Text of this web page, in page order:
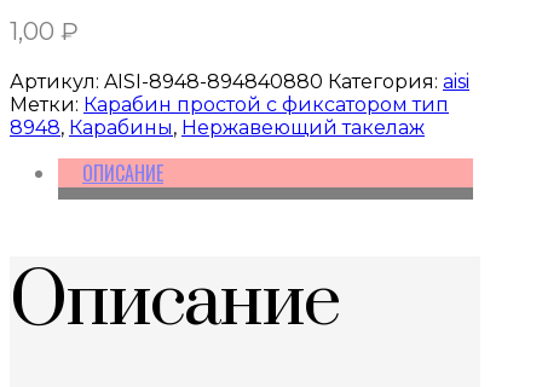
1,00 ₽
Артикул: AISI-8948-894840880 Категория: aisi
Метки: Карабин простой с фиксатором тип
8948, Карабины, Нержавеющий такелаж
ОПИСАНИЕ
Описание